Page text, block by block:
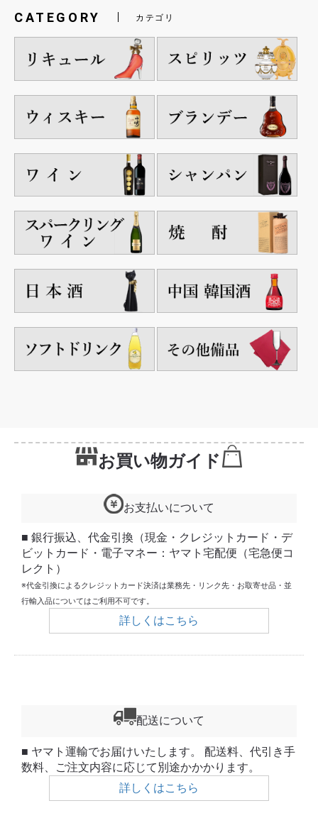
CATEGORY カテゴリ
お買い物ガイド
お支払いについて
■ 銀行振込、代金引換（現金・クレジットカード・デ
ビットカード・電子マネー：ヤマト宅配便（宅急便コ
レクト）
※代金引換によるクレジットカード決済は業務先・リンク先・お取寄せ品・並
行輸入品についてはご利用不可です。
詳しくはこちら
配送について
■ ヤマト運輸でお届けいたします。 配送料、代引き手
数料、ご注文内容に応じて別途かかかります。
詳しくはこちら